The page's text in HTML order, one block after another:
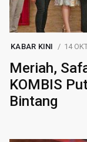
KABAR KINI 14
Meriah,
KOMBIS
Bintang